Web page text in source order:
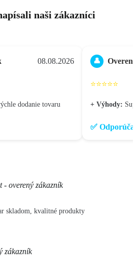
naši zákazníci
08.08.2026
dodanie tovaru
👤
⭐⭐⭐⭐⭐
+ Výhody:
✅ Odporúča
- overený zákazník
skladom, kvalitné produkty
zákazník